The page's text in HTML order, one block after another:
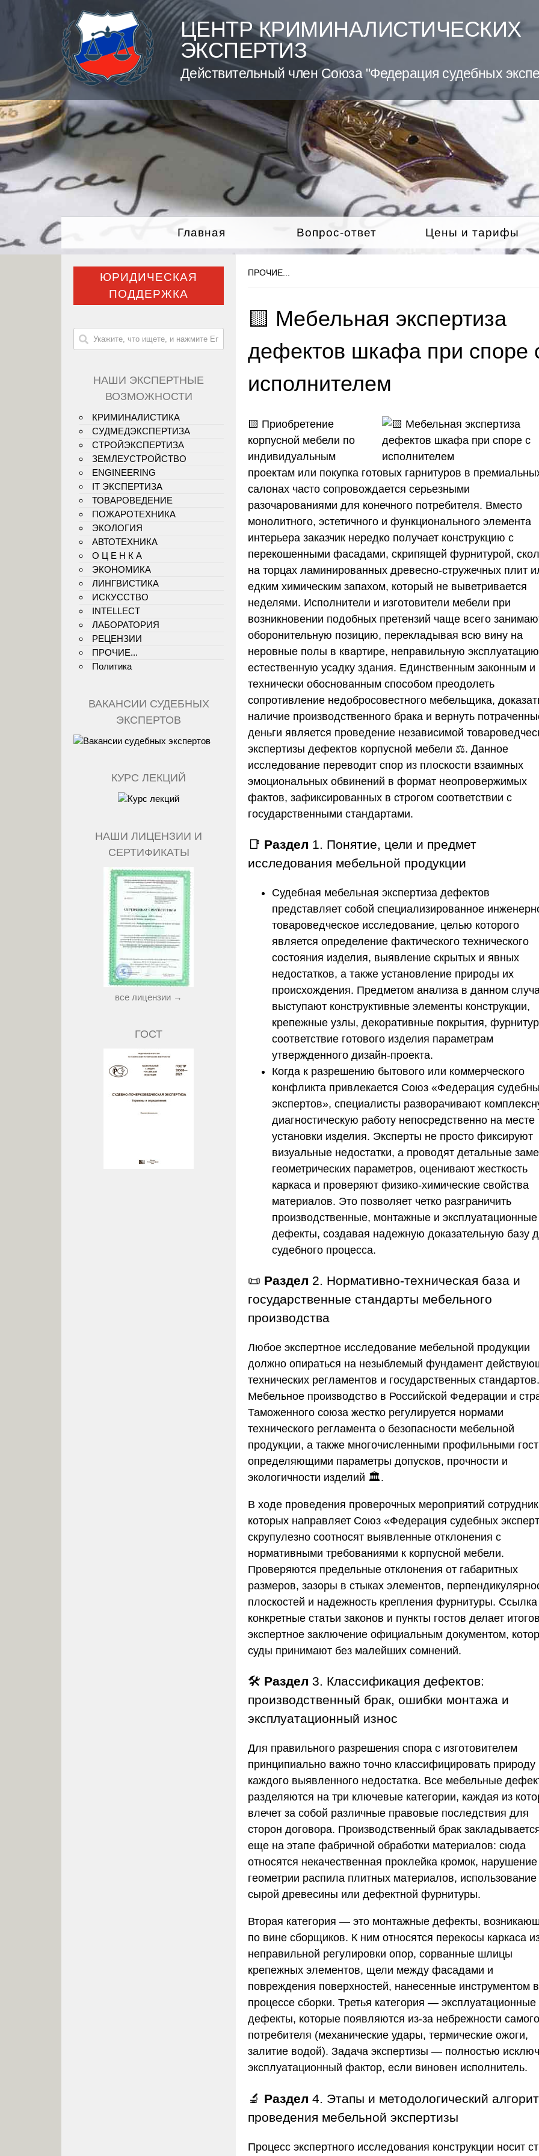
ЦЕНТР КРИМИНАЛИСТИЧЕСКИХ
ЭКСПЕРТИЗ
Действительный член Союза "Федерация судебных
Главная Вопрос-ответ Цены и тарифы
ПРОЧИЕ...
🟨 Мебельная экспертиза
дефектов шкафа при споре
исполнителем
🟨 Приобретение
корпусной мебели по
индивидуальным
проектам или покупка готовых гарнитуров в
салонах часто сопровождается серьезными
разочарованиями для конечного потребителя. Вместо
монолитного, эстетичного и функционального элемента
интерьера заказчик нередко получает конструкцию с
перекошенными фасадами, скрипящей фурнитурой,
на торцах ламинированных древесно-стружечных плит
едким химическим запахом, который не выветривается
неделями. Исполнители и изготовители мебели при
возникновении подобных претензий чаще всего
оборонительную позицию, перекладывая всю вину на
неровные полы в квартире, неправильную
естественную усадку здания. Единственным законным и
технически обоснованным способом преодолеть
сопротивление недобросовестного мебельщика,
наличие производственного брака и вернуть
деньги является проведение независимой
экспертизы дефектов корпусной мебели ⚖️. Данное
исследование переводит спор из плоскости взаимных
эмоциональных обвинений в формат неопровержимых
фактов, зафиксированных в строгом соответствии с
государственными стандартами.
📑 Раздел 1. Понятие, цели и предмет
исследования мебельной продукции
Судебная мебельная экспертиза дефектов
представляет собой специализированное
товароведческое исследование, целью которого
является определение фактического технического
состояния изделия, выявление скрытых и явных
недостатков, а также установление природы их
происхождения. Предметом анализа в данном
выступают конструктивные элементы конструкции,
крепежные узлы, декоративные покрытия,
соответствие готового изделия параметрам
утвержденного дизайн-проекта.
Когда к разрешению бытового или коммерческого
конфликта привлекается Союз «Федерация
экспертов», специалисты разворачивают
диагностическую работу непосредственно на месте
установки изделия. Эксперты не просто фиксируют
визуальные недостатки, а проводят детальные
геометрических параметров, оценивают жесткость
каркаса и проверяют физико-химические свойства
материалов. Это позволяет четко разграничить
производственные, монтажные и эксплуатационные
дефекты, создавая надежную доказательную базу
судебного процесса.
📜 Раздел 2. Нормативно-техническая база и
государственные стандарты мебельного
производства
Любое экспертное исследование мебельной продукции
должно опираться на незыблемый фундамент
технических регламентов и государственных стандартов.
Мебельное производство в Российской Федерации и
Таможенного союза жестко регулируется нормами
технического регламента о безопасности мебельной
продукции, а также многочисленными профильными
определяющими параметры допусков, прочности и
экологичности изделий 🏛️.
В ходе проведения проверочных мероприятий
которых направляет Союз «Федерация судебных
скрупулезно соотносят выявленные отклонения с
нормативными требованиями к корпусной мебели.
Проверяются предельные отклонения от габаритных
размеров, зазоры в стыках элементов,
плоскостей и надежность крепления фурнитуры.
конкретные статьи законов и пункты гостов делает
экспертное заключение официальным документом,
суды принимают без малейших сомнений.
🛠️ Раздел 3. Классификация дефектов:
производственный брак, ошибки монтажа и
эксплуатационный износ
Для правильного разрешения спора с изготовителем
принципиально важно точно классифицировать природу
каждого выявленного недостатка. Все мебельные
разделяются на три ключевые категории, каждая из
влечет за собой различные правовые последствия для
сторон договора. Производственный брак
еще на этапе фабричной обработки материалов: сюда
относятся некачественная проклейка кромок, нарушение
геометрии распила плитных материалов, использование
сырой древесины или дефектной фурнитуры.
Вторая категория — это монтажные дефекты,
по вине сборщиков. К ним относятся перекосы каркаса
неправильной регулировки опор, сорванные шлицы
крепежных элементов, щели между фасадами и
повреждения поверхностей, нанесенные инструментом в
процессе сборки. Третья категория — эксплуатационные
дефекты, которые появляются из-за небрежности самого
потребителя (механические удары, термические ожоги,
залитие водой). Задача экспертизы — полностью
эксплуатационный фактор, если виновен исполнитель.
🔬 Раздел 4. Этапы и методологический
проведения мебельной экспертизы
Процесс экспертного исследования конструкции носит
ЮРИДИЧЕСКАЯ
ПОДДЕРЖКА
НАШИ ЭКСПЕРТНЫЕ
ВОЗМОЖНОСТИ
КРИМИНАЛИСТИКА
СУДМЕДЭКСПЕРТИЗА
СТРОЙЭКСПЕРТИЗА
ЗЕМЛЕУСТРОЙСТВО
ENGINEERING
IT ЭКСПЕРТИЗА
ТОВАРОВЕДЕНИЕ
ПОЖАРОТЕХНИКА
ЭКОЛОГИЯ
АВТОТЕХНИКА
О Ц Е Н К А
ЭКОНОМИКА
ЛИНГВИСТИКА
ИСКУССТВО
INTELLECT
ЛАБОРАТОРИЯ
РЕЦЕНЗИИ
ПРОЧИЕ...
Политика
ВАКАНСИИ СУДЕБНЫХ
ЭКСПЕРТОВ
КУРС ЛЕКЦИЙ
НАШИ ЛИЦЕНЗИИ И
СЕРТИФИКАТЫ
все лицензии →
ГОСТ